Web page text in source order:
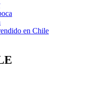
en Chile